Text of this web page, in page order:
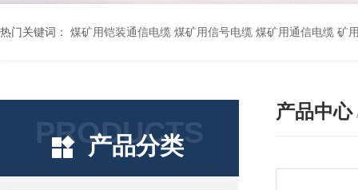
热门关键词： 煤矿用铠装通信电缆 煤矿用信号电缆 煤矿用通信电缆 矿用阻燃通信电缆 矿用监控电缆 矿用通信电缆 橡套软电缆YZ-3*1.5+1 YCW橡胶电缆3*10+1*6 船用橡套软电缆CEFR-3*2.5 煤矿用移动橡套软电缆MY3*4+1*4
PRODUCTS
产品分类
产品中心